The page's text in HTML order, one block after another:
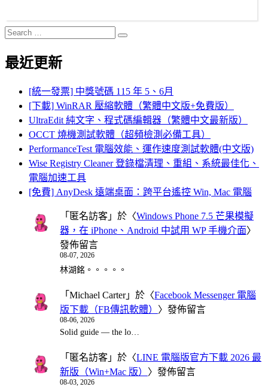
Search
for:
Search
最近更新
[統一發票] 中獎號碼 115 年 5、6月
[下載] WinRAR 壓縮軟體（繁體中文版+免費版）
UltraEdit 純文字、程式碼編輯器（繁體中文最新版）
OCCT 燒機測試軟體（超頻檢測必備工具）
PerformanceTest 電腦效能、運作速度測試軟體(中文版)
Wise Registry Cleaner 登錄檔清理、重組、系統最佳化、
電腦加速工具
[免費] AnyDesk 遠端桌面：跨平台遙控 Win, Mac 電腦
「 匿名訪客 」於〈Windows Phone 7.5 芒果模擬
器，在 iPhone、Android 中試用 WP 手機介面〉
發佈留言
08-07, 2026
林湖銘。。。。。
「 Michael Carter」於〈Facebook Messenger 電腦
版下載（FB傳訊軟體） 〉發佈留言
08-06, 2026
Solid guide — the lo…
「 匿名訪客 」於〈LINE 電腦版官方下載 2026 最
新版（Win+Mac 版） 〉發佈留言
08-03, 2026